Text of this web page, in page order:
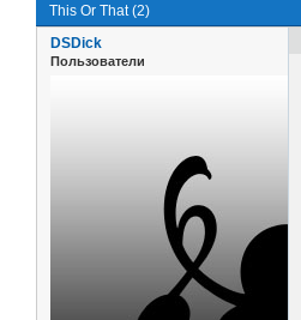
This Or That (2)
DSDick
Пользователи